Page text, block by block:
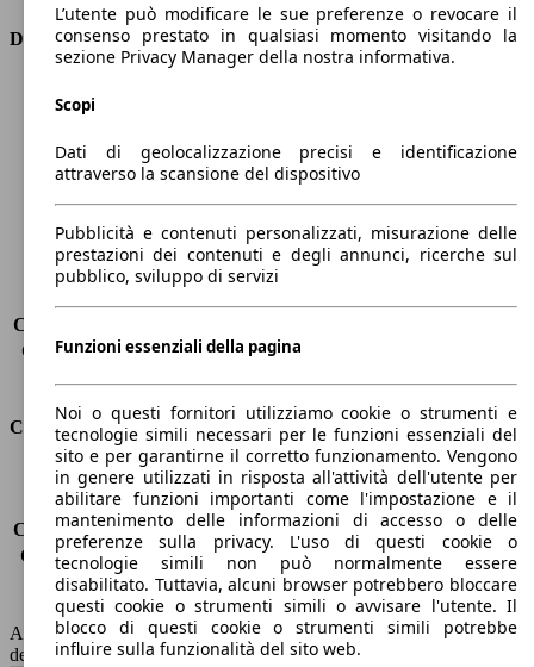
Dimensioni
Larghezza
1860 mm
Passo
2790 mm
Porte
5
Sedili
5
Capacità di traino (senza freni)
Capacità di traino (con freni)
1450 kg
Consumi
Emissioni di CO2*
-
Consumo (urbano)
-
Consumo (extra-urbano) -
Consumo (combinato)*
Classe di emissione
Euro 6
Capacità del serbatoio
55 l
AutoScout24 non si assume alcuna responsabilità per la correttezza
dei dati.
L’utente può modificare le sue preferenze o revocare il
consenso prestato in qualsiasi momento visitando la
sezione Privacy Manager della nostra informativa.
Scopi
Dati di geolocalizzazione precisi e identificazione
attraverso la scansione del dispositivo
Pubblicità e contenuti personalizzati, misurazione delle
prestazioni dei contenuti e degli annunci, ricerche sul
pubblico, sviluppo di servizi
Funzioni essenziali della pagina
Noi o questi fornitori utilizziamo cookie o strumenti e
tecnologie simili necessari per le funzioni essenziali del
sito e per garantirne il corretto funzionamento. Vengono
in genere utilizzati in risposta all'attività dell'utente per
abilitare funzioni importanti come l'impostazione e il
mantenimento delle informazioni di accesso o delle
preferenze sulla privacy. L'uso di questi cookie o
tecnologie simili non può normalmente essere
disabilitato. Tuttavia, alcuni browser potrebbero bloccare
questi cookie o strumenti simili o avvisare l'utente. Il
blocco di questi cookie o strumenti simili potrebbe
influire sulla funzionalità del sito web.